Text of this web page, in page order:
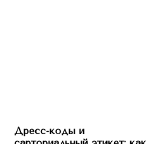
Дресс-коды и